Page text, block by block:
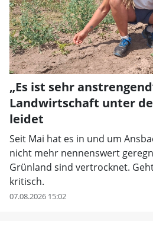
„Es ist sehr
Landwirtschaft unter
leidet
Seit Mai hat es in und um
nicht mehr nennenswert
Grünland sind vertrocknet.
kritisch.
07.08.2026 15:02